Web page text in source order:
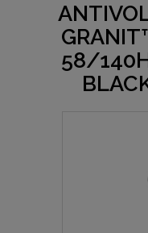
58/